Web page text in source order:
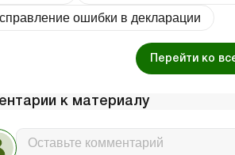
ошибки в декларации
Перейти ко
к материалу